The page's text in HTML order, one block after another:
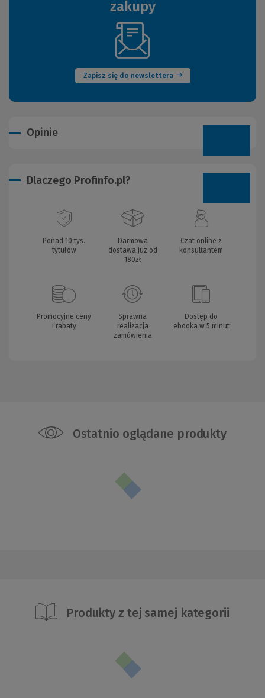
zakupy
Zapisz się do newslettera
(Nowe
okno)
Opinie
Dlaczego Profinfo.pl?
Ponad 10 tys.
tytułów
Darmowa
dostawa już od
180zł
Czat online z
konsultantem
Promocyjne ceny
i rabaty
Sprawna
realizacja
zamówienia
Dostęp do
ebooka w 5 minut
Ostatnio oglądane produkty
Produkty z tej samej kategorii